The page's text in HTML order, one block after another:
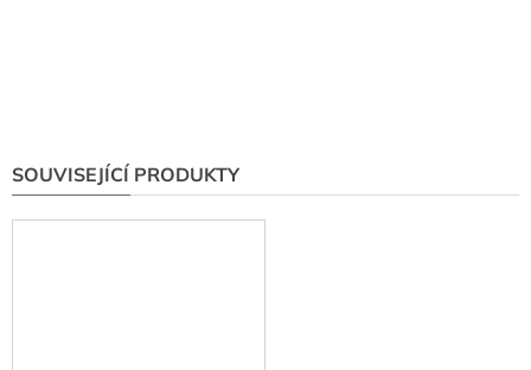
SOUVISEJÍCÍ PRODUKTY